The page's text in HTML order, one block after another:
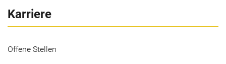
Karriere
Offene Stellen